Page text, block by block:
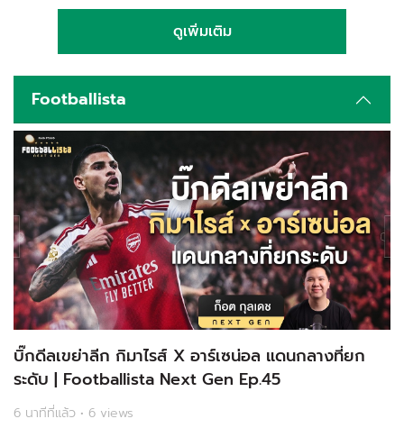
ดูเพิ่มเติม
Footballista
บิ๊กดีลเขย่าลีก กิมาไรส์ X อาร์เซน่อล แดนกลางที่ยก
ระดับ | Footballista Next Gen Ep.45
6 นาทีที่แล้ว • 6 views